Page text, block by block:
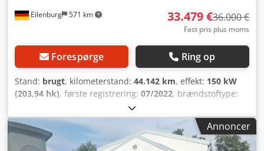
Eilenburg 571 km 33.479 €36.000 €
Fast pris plus moms
Forespørge Ring op
Stand: brugt, kilometerstand: 44.142 km, effekt: 150 kW
(203,94 hk), første registrering: 07/2022, brændstoftype:
3.200 kg, farve:
automatisk, emissionsklasse:Euro 6, antal sæder:5,
samlet længde:
4.904 mm , samlet bredde: 1.904 mm, total
højde:1.970 mm, Produktionsår:2021 , Udstyr:ABS,
Annoncer